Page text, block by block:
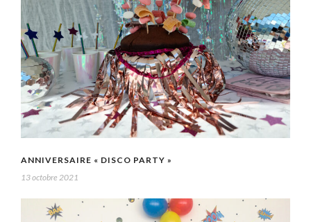
ANNIVERSAIRE « DISCO PARTY »
13 octobre 2021